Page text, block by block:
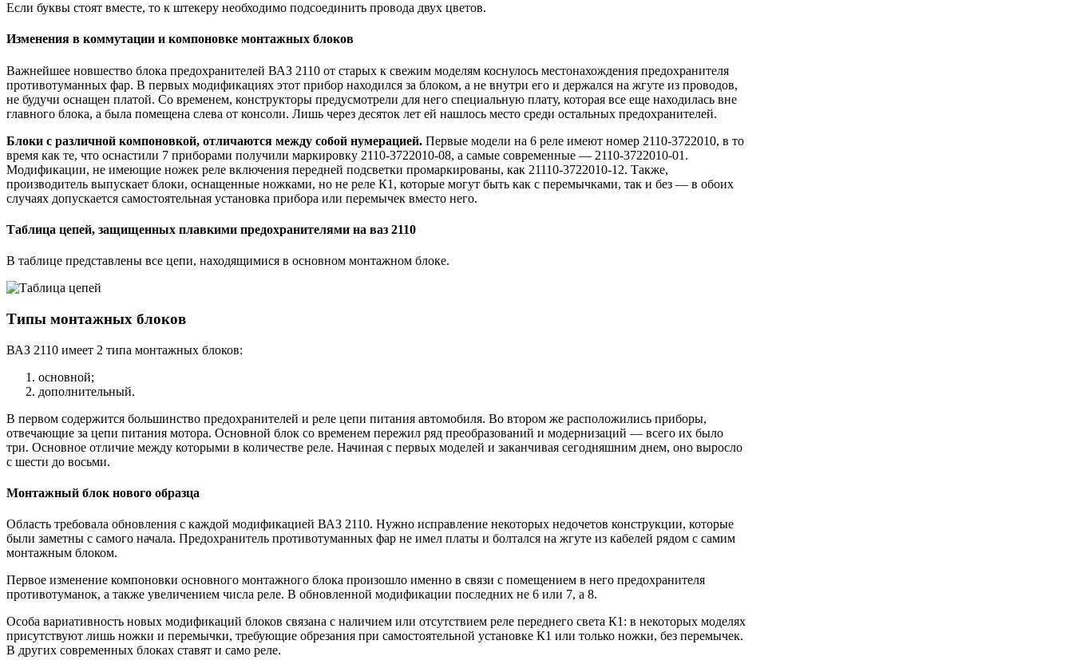
Если буквы стоят вместе, то к штекеру необходимо подсоединить провода двух цветов.
Изменения в коммутации и компоновке монтажных блоков
Важнейшее новшество блока предохранителей ВАЗ 2110 от старых к свежим моделям коснулось местонахождения предохранителя
противотуманных фар. В первых модификациях этот прибор находился за блоком, а не внутри его и держался на жгуте из проводов,
не будучи оснащен платой. Со временем, конструкторы предусмотрели для него специальную плату, которая все еще находилась вне
главного блока, а была помещена слева от консоли. Лишь через десяток лет ей нашлось место среди остальных предохранителей.
Блоки с различной компоновкой, отличаются между собой нумерацией. Первые модели на 6 реле имеют номер 2110-3722010, в то
время как те, что оснастили 7 приборами получили маркировку 2110-3722010-08, а самые современные — 2110-3722010-01.
Модификации, не имеющие ножек реле включения передней подсветки промаркированы, как 21110-3722010-12. Также,
производитель выпускает блоки, оснащенные ножками, но не реле К1, которые могут быть как с перемычками, так и без — в обоих
случаях допускается самостоятельная установка прибора или перемычек вместо него.
Таблица цепей, защищенных плавкими предохранителями на ваз 2110
В таблице представлены все цепи, находящимися в основном монтажном блоке.
Типы монтажных блоков
ВАЗ 2110 имеет 2 типа монтажных блоков:
основной;
дополнительный.
В первом содержится большинство предохранителей и реле цепи питания автомобиля. Во втором же расположились приборы,
отвечающие за цепи питания мотора. Основной блок со временем пережил ряд преобразований и модернизаций — всего их было
три. Основное отличие между которыми в количестве реле. Начиная с первых моделей и заканчивая сегодняшним днем, оно выросло
с шести до восьми.
Монтажный блок нового образца
Область требовала обновления с каждой модификацией ВАЗ 2110. Нужно исправление некоторых недочетов конструкции, которые
были заметны с самого начала. Предохранитель противотуманных фар не имел платы и болтался на жгуте из кабелей рядом с самим
монтажным блоком.
Первое изменение компоновки основного монтажного блока произошло именно в связи с помещением в него предохранителя
противотуманок, а также увеличением числа реле. В обновленной модификации последних не 6 или 7, а 8.
Особа вариативность новых модификаций блоков связана с наличием или отсутствием реле переднего света К1: в некоторых моделях
присутствуют лишь ножки и перемычки, требующие обрезания при самостоятельной установке К1 или только ножки, без перемычек.
В других современных блоках ставят и само реле.